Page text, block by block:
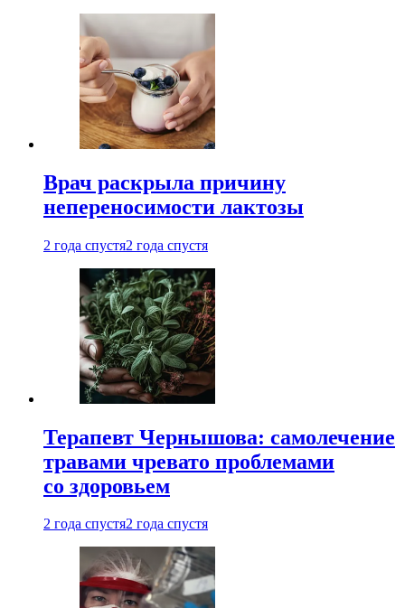
Врач раскрыла причину
непереносимости лактозы
2 года спустя2 года спустя
Терапевт Чернышова: самолечение
травами чревато проблемами
со здоровьем
2 года спустя2 года спустя